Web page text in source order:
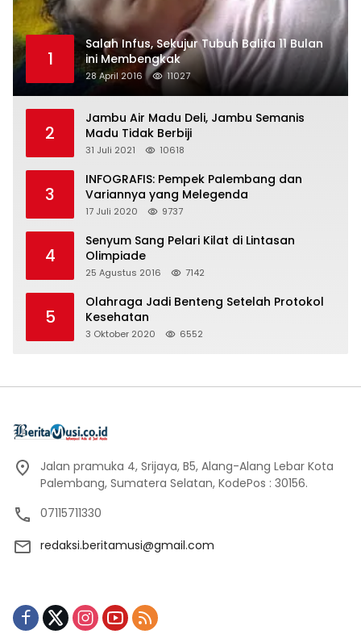
1
Salah Infus, Sekujur Tubuh Balita 11 Bulan
ini Membengkak
28 April 2016 11027
2
Jambu Air Madu Deli, Jambu Semanis
Madu Tidak Berbiji
31 Juli 2021 10618
3
INFOGRAFIS: Pempek Palembang dan
Variannya yang Melegenda
17 Juli 2020 9737
4
Senyum Sang Pelari Kilat di Lintasan
Olimpiade
25 Agustus 2016 7142
5
Olahraga Jadi Benteng Setelah Protokol
Kesehatan
3 Oktober 2020 6552
Jalan pramuka 4, Srijaya, B5, Alang-Alang Lebar Kota
Palembang, Sumatera Selatan, KodePos : 30156.
07115711330
redaksi.beritamusi@gmail.com